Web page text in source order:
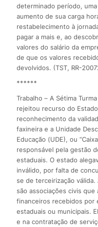
determinado período,
aumento de sua carga
restabelecimento à
pagar a mais e, ao
valores do salário da
de que os valores
devolvidos. (TST, RR-
******
Trabalho – A Sétima
rejeitou recurso do
reconhecimento da
faxineira e a Unidade
Educação (UDE), ou
responsável pela gestão
estaduais. O estado
inválido, por falta de
se de terceirização válida.
são associações civis
financeiros recebidos por
estaduais ou municipais.
e na contratação de